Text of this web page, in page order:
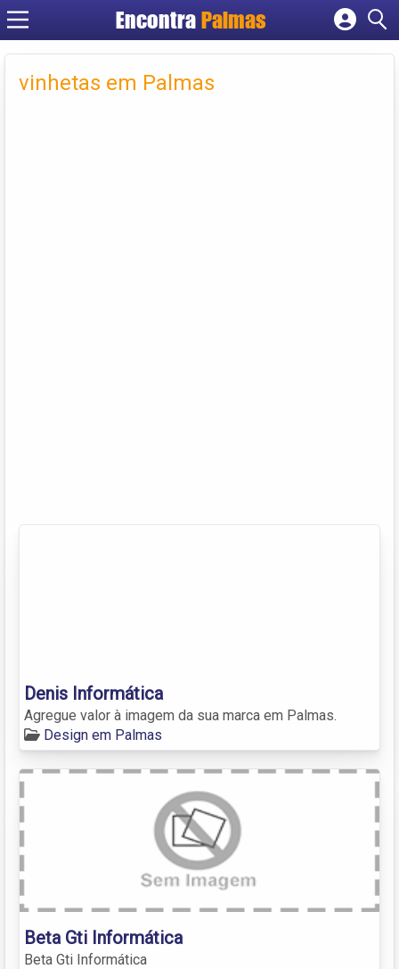
Encontra Palmas
Cadastrar empresa
Criar conta
vinhetas em Palmas
Denis Informática
Agregue valor à imagem da sua marca em Palmas.
Design em Palmas
Beta Gti Informática
Beta Gti Informática